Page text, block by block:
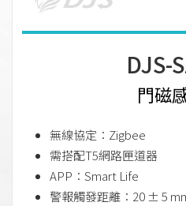
DJS-
門磁感
無線協定：Zigbee
需搭配T5網路匣道器
APP：Smart Life
警報觸發距離：20 ± 5 mm